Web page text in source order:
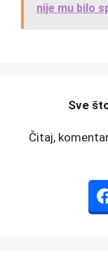
nije mu bilo
️Sve
Čitaj,